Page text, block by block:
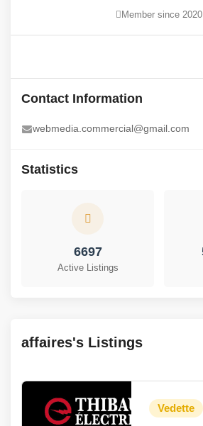
Member since 2020
Contact Information
webmedia.commercial@gmail.com
Statistics
affaires's Listings